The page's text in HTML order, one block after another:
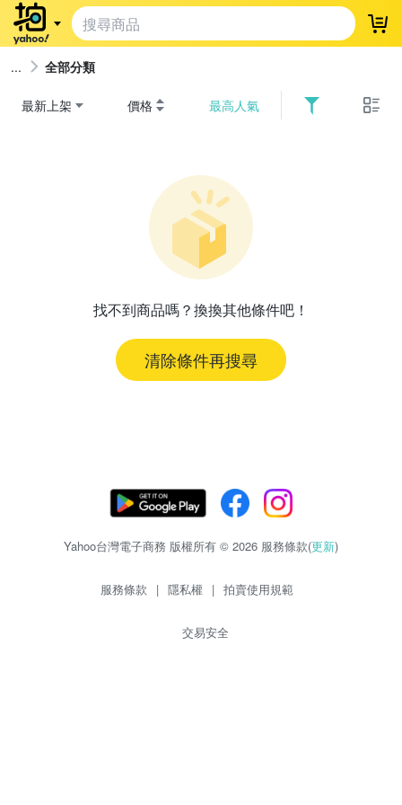
登
全部分類
最新上架 價格 最高人氣
找不到商品嗎？換換其他條件吧！
清除條件再搜尋
Yahoo台灣電子商務 版權所有 © 2026 服務條款(更新)
服務條款 | 隱私權 | 拍賣使用規範
交易安全